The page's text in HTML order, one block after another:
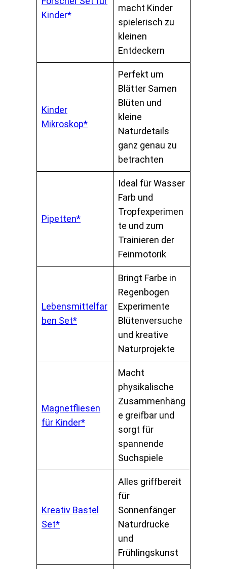
Kinder*
macht Kinder
spielerisch zu
kleinen
Entdeckern
Kinder
Mikroskop*
Perfekt um
Blätter Samen
Blüten und
kleine
Naturdetails
ganz genau zu
betrachten
Pipetten*
Ideal für Wasser
Farb und
Tropfexperimen
te und zum
Trainieren der
Feinmotorik
Lebensmittelfar
ben Set*
Bringt Farbe in
Regenbogen
Experimente
Blütenversuche
und kreative
Naturprojekte
Magnetfliesen
für Kinder*
Macht
physikalische
Zusammenhäng
e greifbar und
sorgt für
spannende
Suchspiele
Kreativ Bastel
Set*
Alles griffbereit
für
Sonnenfänger
Naturdrucke
und
Frühlingskunst